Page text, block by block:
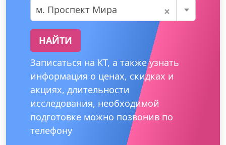
×
м. Проспект Мира
НАЙТИ
Записаться на КТ, а также узнать
информация о ценах, скидках и
акциях, длительности
исследования, необходимой
подготовке можно позвонив по
телефону